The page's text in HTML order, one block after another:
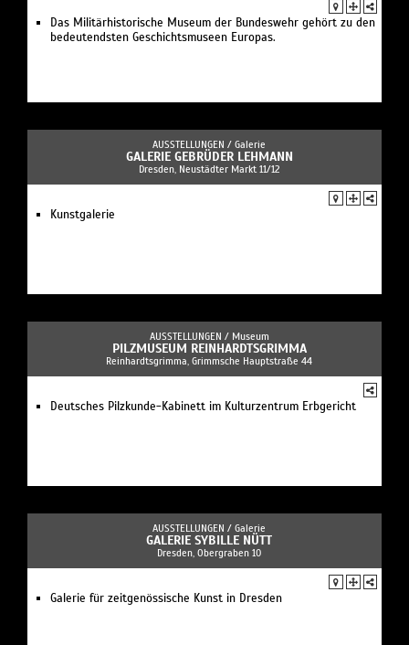
Das Militärhistorische Museum der Bundeswehr gehört zu den
bedeutendsten Geschichtsmuseen Europas.
AUSSTELLUNGEN / Galerie
GALERIE GEBRÜDER LEHMANN
Dresden, Neustädter Markt 11/12
Kunstgalerie
AUSSTELLUNGEN / Museum
PILZMUSEUM REINHARDTSGRIMMA
Reinhardtsgrimma, Grimmsche Hauptstraße 44
Deutsches Pilzkunde-Kabinett im Kulturzentrum Erbgericht
AUSSTELLUNGEN / Galerie
GALERIE SYBILLE NÜTT
Dresden, Obergraben 10
Galerie für zeitgenössische Kunst in Dresden